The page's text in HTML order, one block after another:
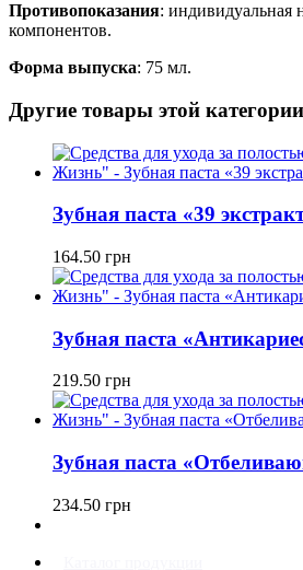
Противопоказания: индивидуальная
компонентов.
Форма выпуска: 75 мл.
Другие товары этой категории
Зубная паста «39
164.50 грн
Зубная паста
219.50 грн
Зубная паста
234.50 грн